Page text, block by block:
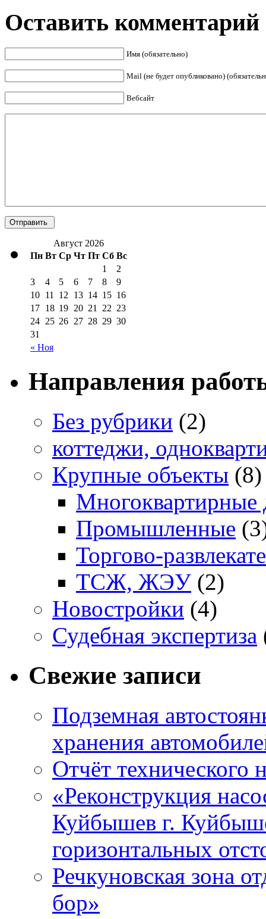
Оставить комментарий
Имя (обязательно)
Mail (не будет опубликовано)
Вебсайт
Август 2026
Пн Вт Ср Чт Пт Сб Вс
« Ноя
1
2
3
4 5 6 7 8
9
10 11 12 13 14 15 16
17 18 19 20 21 22 23
24 25 26 27 28 29 30
31
Направления
Без рубрики (2)
коттеджи,
Крупные объекты (8)
Многоквартирные
Промышленные
Торгово-
ТСЖ, ЖЭУ (2)
Новостройки (4)
Судебная экспертиза
Свежие записи
Подземная
хранения
Отчёт технического
«Реконструкция
Куйбышев г.
горизонтальных
Речкуновская зона
бор»